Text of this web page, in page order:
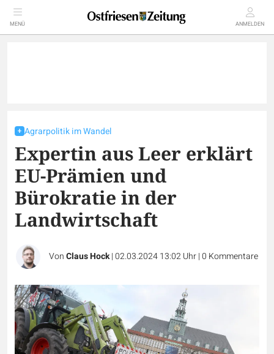
MENÜ ANMELDEN
Agrarpolitik im Wandel
Expertin aus Leer erklärt
EU-Prämien und
Bürokratie in der
Landwirtschaft
VonClaus Hock|02.03.2024 13:02 Uhr|0 Kommentare